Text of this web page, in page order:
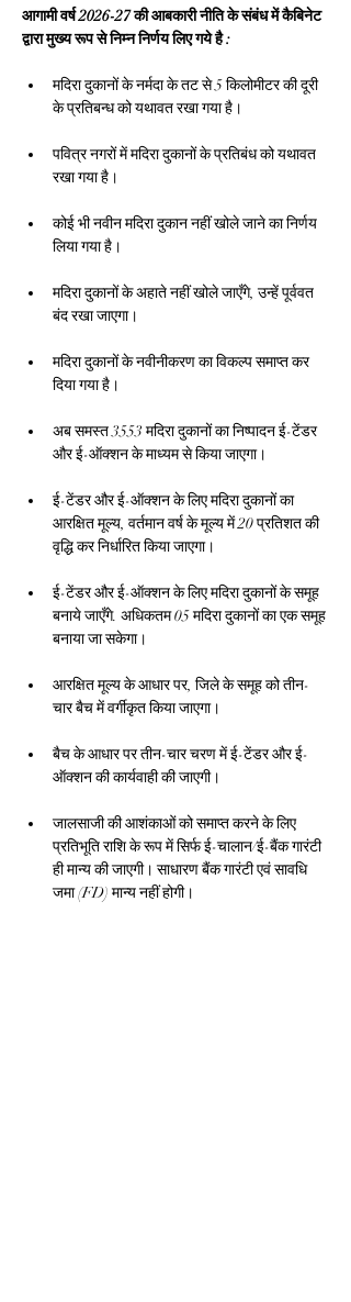
आगामी वर्ष 2026-27 की आबकारी नीति के संबंध में कैबिनेट
द्वारा मुख्य रूप से निम्न निर्णय लिए गये है :
मदिरा दुकानों के नर्मदा के तट से 5 किलोमीटर की दूरी
के प्रतिबन्ध को यथावत रखा गया है।
पवित्र नगरों में मदिरा दुकानों के प्रतिबंध को यथावत
रखा गया है।
कोई भी नवीन मदिरा दुकान नहीं खोले जाने का निर्णय
लिया गया है।
मदिरा दुकानों के अहाते नहीं खोले जाएँगे, उन्हें पूर्ववत
बंद रखा जाएगा।
मदिरा दुकानों के नवीनीकरण का विकल्प समाप्त कर
दिया गया है।
अब समस्त 3553 मदिरा दुकानों का निष्पादन ई-टेंडर
और ई-ऑक्शन के माध्यम से किया जाएगा।
ई-टेंडर और ई-ऑक्शन के लिए मदिरा दुकानों का
आरक्षित मूल्य, वर्तमान वर्ष के मूल्य में 20 प्रतिशत की
वृद्धि कर निर्धारित किया जाएगा।
ई-टेंडर और ई-ऑक्शन के लिए मदिरा दुकानों के समूह
बनाये जाएँगे. अधिकतम 05 मदिरा दुकानों का एक समूह
बनाया जा सकेगा।
आरक्षित मूल्य के आधार पर, जिले के समूह को तीन-
चार बैच में वर्गीकृत किया जाएगा।
बैच के आधार पर तीन-चार चरण में ई-टेंडर और ई-
ऑक्शन की कार्यवाही की जाएगी।
जालसाजी की आशंकाओं को समाप्त करने के लिए
प्रतिभूति राशि के रूप में सिर्फ ई-चालान/ई-बैंक गारंटी
ही मान्य की जाएगी। साधारण बैंक गारंटी एवं सावधि
जमा (FD) मान्य नहीं होगी।